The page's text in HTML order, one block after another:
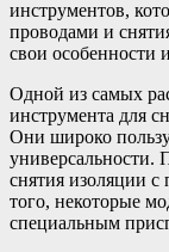
инструментов,
проводами и
свои особенности
Одной из самых
инструмента для
Они широко
универсальности.
снятия изоляции с
того, некоторые
специальным